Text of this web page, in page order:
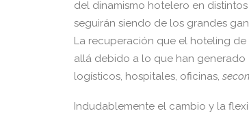
del dinamismo hotelero en
seguirán siendo de los grandes
La recuperación que el hoteling
allá debido a lo que han generado
logísticos, hospitales, oficinas,
Indudablemente el cambio y la